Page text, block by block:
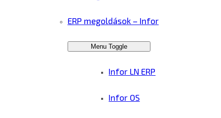
ERP megoldások – Infor
Menu Toggle
Infor LN ERP
Infor OS